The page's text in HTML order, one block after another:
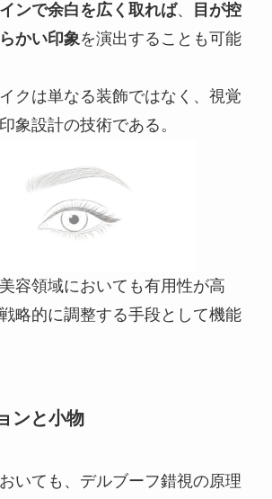
ンで余白を広く取れば、
目が控
かい印象を演出することも可能
クは単なる装飾ではなく、視覚
象設計の技術である。
容領域においても有用性が高
略的に調整する手段として機能
ンと小物
いても、デルブーフ錯視の原理